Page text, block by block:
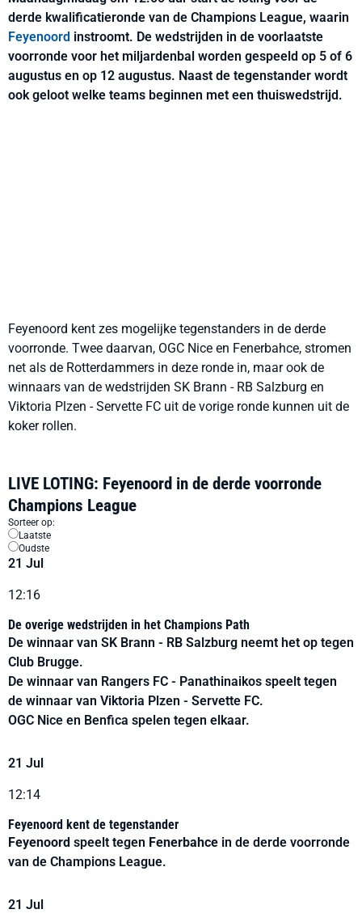
derde kwalificatieronde van de Champions League, waarin
Feyenoord instroomt. De wedstrijden in de voorlaatste
voorronde voor het miljardenbal worden gespeeld op 5 of 6
augustus en op 12 augustus. Naast de tegenstander wordt
ook geloot welke teams beginnen met een thuiswedstrijd.
Feyenoord kent zes mogelijke tegenstanders in de derde
voorronde. Twee daarvan, OGC Nice en Fenerbahce, stromen
net als de Rotterdammers in deze ronde in, maar ook de
winnaars van de wedstrijden SK Brann - RB Salzburg en
Viktoria Plzen - Servette FC uit de vorige ronde kunnen uit de
koker rollen.
LIVE LOTING: Feyenoord in de derde voorronde
Champions League
Sorteer op:
Laatste
Oudste
21 Jul
12:16
De overige wedstrijden in het Champions Path
De winnaar van SK Brann - RB Salzburg neemt het op tegen
Club Brugge.
De winnaar van Rangers FC - Panathinaikos speelt tegen
de winnaar van Viktoria Plzen - Servette FC.
OGC Nice en Benfica spelen tegen elkaar.
21 Jul
12:14
Feyenoord kent de tegenstander
Feyenoord speelt tegen Fenerbahce in de derde voorronde
van de Champions League.
21 Jul